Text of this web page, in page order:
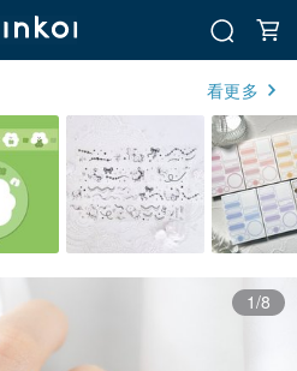
看更多
1/8